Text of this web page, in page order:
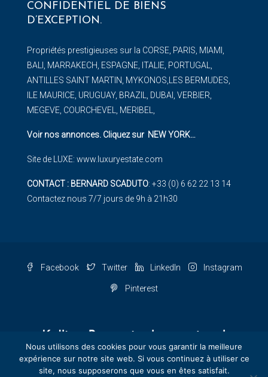
CONFIDENTIEL DE BIENS
D’EXCEPTION.
Propriétés prestigieuses sur la CORSE, PARIS, MIAMI,
BALI, MARRAKECH, ESPAGNE, ITALIE, PORTUGAL,
ANTILLES SAINT MARTIN, MYKONOS,LES BERMUDES,
ILE MAURICE, URUGUAY, BRAZIL, DUBAI, VERBIER,
MEGEVE, COURCHEVEL, MERIBEL,
Voir nos annonces. Cliquez sur NEW YORK…
Site de LUXE: www.luxuryestate.com
CONTACT : BERNARD SCADUTO: +33 (0) 6 62 22 13 14
Contactez nous 7/7 jours de 9h à 21h30
Facebook Twitter LinkedIn Instagram
Pinterest
Nous utilisons des cookies pour vous garantir la meilleure
expérience sur notre site web. Si vous continuez à utiliser ce
site, nous supposerons que vous en êtes satisfait.